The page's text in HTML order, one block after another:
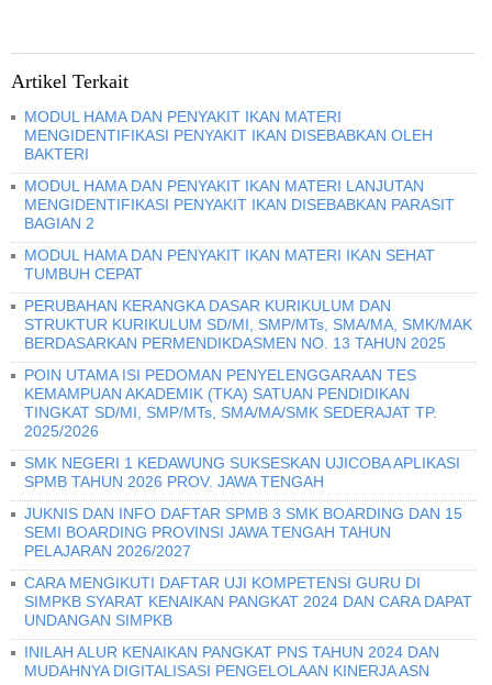
Artikel Terkait
MODUL HAMA DAN PENYAKIT IKAN MATERI
MENGIDENTIFIKASI PENYAKIT IKAN DISEBABKAN OLEH
BAKTERI
MODUL HAMA DAN PENYAKIT IKAN MATERI LANJUTAN
MENGIDENTIFIKASI PENYAKIT IKAN DISEBABKAN PARASIT
BAGIAN 2
MODUL HAMA DAN PENYAKIT IKAN MATERI IKAN SEHAT
TUMBUH CEPAT
PERUBAHAN KERANGKA DASAR KURIKULUM DAN
STRUKTUR KURIKULUM SD/MI, SMP/MTs, SMA/MA, SMK/MAK
BERDASARKAN PERMENDIKDASMEN NO. 13 TAHUN 2025
POIN UTAMA ISI PEDOMAN PENYELENGGARAAN TES
KEMAMPUAN AKADEMIK (TKA) SATUAN PENDIDIKAN
TINGKAT SD/MI, SMP/MTs, SMA/MA/SMK SEDERAJAT TP.
2025/2026
SMK NEGERI 1 KEDAWUNG SUKSESKAN UJICOBA APLIKASI
SPMB TAHUN 2026 PROV. JAWA TENGAH
JUKNIS DAN INFO DAFTAR SPMB 3 SMK BOARDING DAN 15
SEMI BOARDING PROVINSI JAWA TENGAH TAHUN
PELAJARAN 2026/2027
CARA MENGIKUTI DAFTAR UJI KOMPETENSI GURU DI
SIMPKB SYARAT KENAIKAN PANGKAT 2024 DAN CARA DAPAT
UNDANGAN SIMPKB
INILAH ALUR KENAIKAN PANGKAT PNS TAHUN 2024 DAN
MUDAHNYA DIGITALISASI PENGELOLAAN KINERJA ASN